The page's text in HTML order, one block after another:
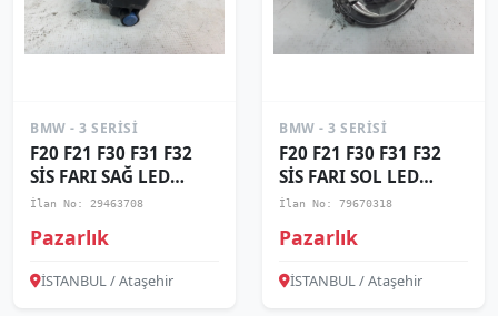
BMW - 3 SERISI
F20 F21 F30 F31 F32
SİS FARI SAĞ LED
63177315560 07
İlan No: 29463708
Pazarlık
İSTANBUL / Ataşehir
BMW - 3 SERISI
F20 F21 F30 F31 F32
SİS FARI SOL LED
63177315560-06
İlan No: 79670318
Pazarlık
İSTANBUL / Ataşehir